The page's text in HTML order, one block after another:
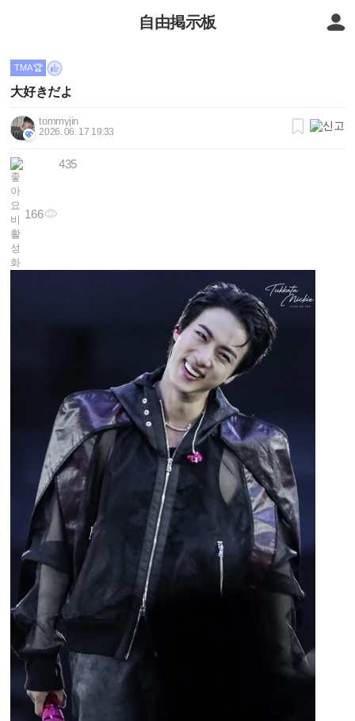
自由掲示板
TMA 🏆
大好きだよ
tommyjin
2026. 06. 17 19:33
166
435